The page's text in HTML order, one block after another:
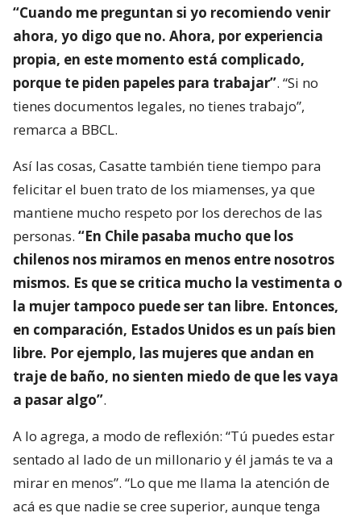
“Cuando me preguntan si yo recomiendo venir
ahora, yo digo que no. Ahora, por experiencia
propia, en este momento está complicado,
porque te piden papeles para trabajar”. “Si no
tienes documentos legales, no tienes trabajo”,
remarca a BBCL.
Así las cosas, Casatte también tiene tiempo para
felicitar el buen trato de los miamenses, ya que
mantiene mucho respeto por los derechos de las
personas. “En Chile pasaba mucho que los
chilenos nos miramos en menos entre nosotros
mismos. Es que se critica mucho la vestimenta o
la mujer tampoco puede ser tan libre. Entonces,
en comparación, Estados Unidos es un país bien
libre. Por ejemplo, las mujeres que andan en
traje de baño, no sienten miedo de que les vaya
a pasar algo”.
A lo agrega, a modo de reflexión: “Tú puedes estar
sentado al lado de un millonario y él jamás te va a
mirar en menos”. “Lo que me llama la atención de
acá es que nadie se cree superior, aunque tenga